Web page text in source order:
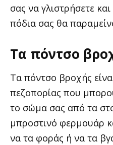
σας να γλιστρήσετε
πόδια σας θα
Τα πόντσο
Τα πόντσο βροχής
πεζοπορίας που
το σώμα σας από τα
μπροστινό φερμουάρ
να τα φοράς ή να τα